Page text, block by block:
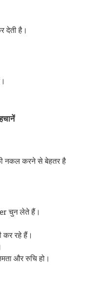
देती है।
नकल करने से बेहतर है
चुन लेते हैं।
रहे हैं।
और रुचि हो।